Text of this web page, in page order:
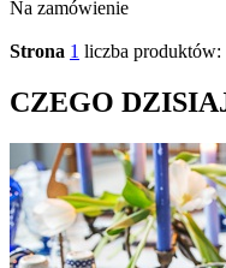
Na zamówienie
Strona 1 liczba produktów:
CZEGO